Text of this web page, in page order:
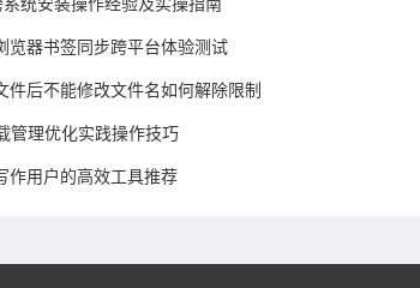
览器书签同步跨平台体验测试
件后不能修改文件名如何解除限制
管理优化实践操作技巧
作用户的高效工具推荐